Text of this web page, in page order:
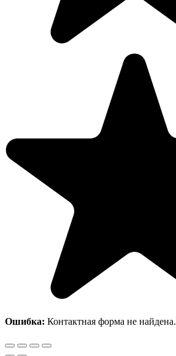
Ошибка: Контактная форма не найдена.